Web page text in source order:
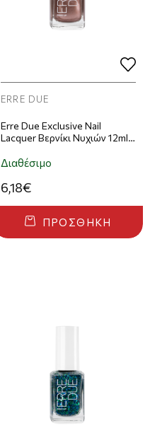
ERRE DUE
Erre Due Exclusive Nail
Lacquer Βερνίκι Νυχιών 12ml –
Διαθέσιμο
6,18€
ΠΡΟΣΘΉΚΗ